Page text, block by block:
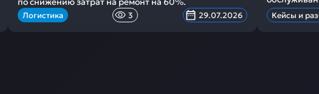
Логистика 3 29.07.2026 Кейсы и